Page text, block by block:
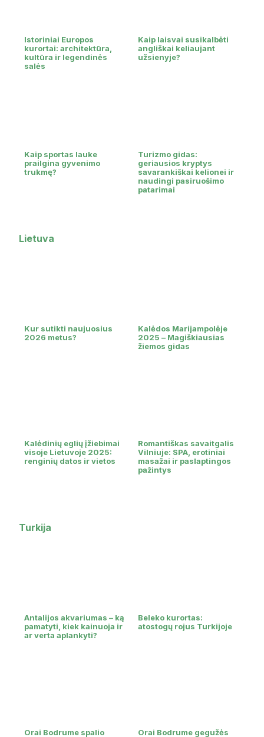
Istoriniai Europos
kurortai: architektūra,
kultūra ir legendinės
salės
Kaip laisvai susikalbėti
angliškai keliaujant
užsienyje?
Kaip sportas lauke
prailgina gyvenimo
trukmę?
Turizmo gidas:
geriausios kryptys
savarankiškai kelionei ir
naudingi pasiruošimo
patarimai
Lietuva
Kur sutikti naujuosius
2026 metus?
Kalėdos Marijampolėje
2025 – Magiškiausias
žiemos gidas
Kalėdinių eglių įžiebimai
visoje Lietuvoje 2025:
renginių datos ir vietos
Romantiškas savaitgalis
Vilniuje: SPA, erotiniai
masažai ir paslaptingos
pažintys
Turkija
Antalijos akvariumas – ką
pamatyti, kiek kainuoja ir
ar verta aplankyti?
Beleko kurortas:
atostogų rojus Turkijoje
Orai Bodrume spalio
Orai Bodrume gegužės